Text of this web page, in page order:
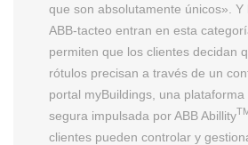
que son absolutamente únicos». Y
ABB-tacteo entran en esta
permiten que los clientes decidan
rótulos precisan a través de un
portal myBuildings, una
segura impulsada por ABB Abillity
clientes pueden controlar y